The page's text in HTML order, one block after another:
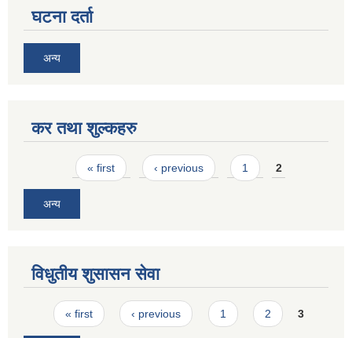
घटना दर्ता
अन्य
कर तथा शुल्कहरु
Pages« first ‹ previous 1 2
अन्य
विधुतीय शुसासन सेवा
Pages
« first ‹ previous 1 2 3